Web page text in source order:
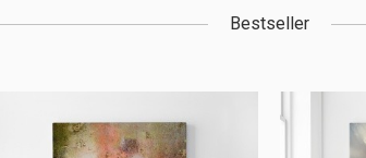
Bestseller